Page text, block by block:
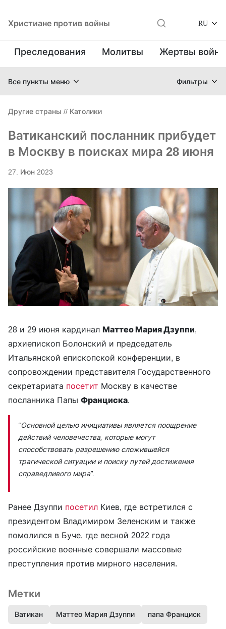
Христиане против войны RU
Преследования Молитвы Жертвы
Все пункты меню Фильтры
Другие страны // Католики
Ватиканский посланник прибудет
в Москву в поисках мира 28 июня
27. Июн 2023
28 и 29 июня кардинал Маттео Мария Дзуппи,
архиепископ Болонский и председатель
Итальянской епископской конференции, в
сопровождении представителя Государственного
секретариата посетит Москву в качестве
посланника Папы Франциска.
“Основной целью инициативы является поощрение
действий человечества, которые могут
способствовать разрешению сложившейся
трагической ситуации и поиску путей достижения
справедливого мира”.
Ранее Дзуппи посетил Киев, где встретился с
президентом Владимиром Зеленским и также
помолился в Буче, где весной 2022 года
российские военные совершали массовые
преступления против мирного населения.
Метки
Ватикан Маттео Мария Дзуппи папа Франциск